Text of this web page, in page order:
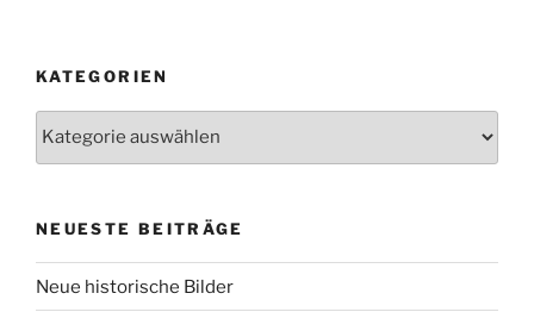
KATEGORIEN
NEUESTE BEITRÄGE
Neue historische Bilder